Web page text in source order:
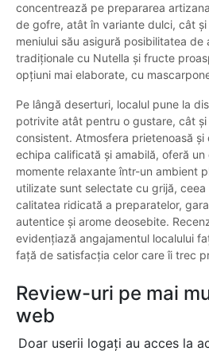
concentrează pe prepararea
de gofre, atât în variante dulci, cât
meniului său asigură posibilitatea de
tradiționale cu Nutella și fructe
opțiuni mai elaborate, cu
Pe lângă deserturi, localul pune la
potrivite atât pentru o gustare, cât
consistent. Atmosfera prietenoasă și
echipa calificată și amabilă, oferă
momente relaxante într-un ambient
utilizate sunt selectate cu grijă,
calitatea ridicată a preparatelor,
autentice și arome deosebite.
evidențiază angajamentul localului
față de satisfacția celor care îi trec
Review-uri pe mai
web
Doar userii logați au acces la